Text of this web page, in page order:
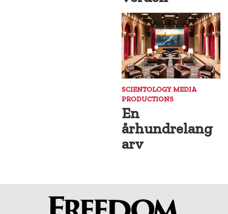
SCIENTOLOGY MEDIA
PRODUCTIONS
En
århundrelang
arv